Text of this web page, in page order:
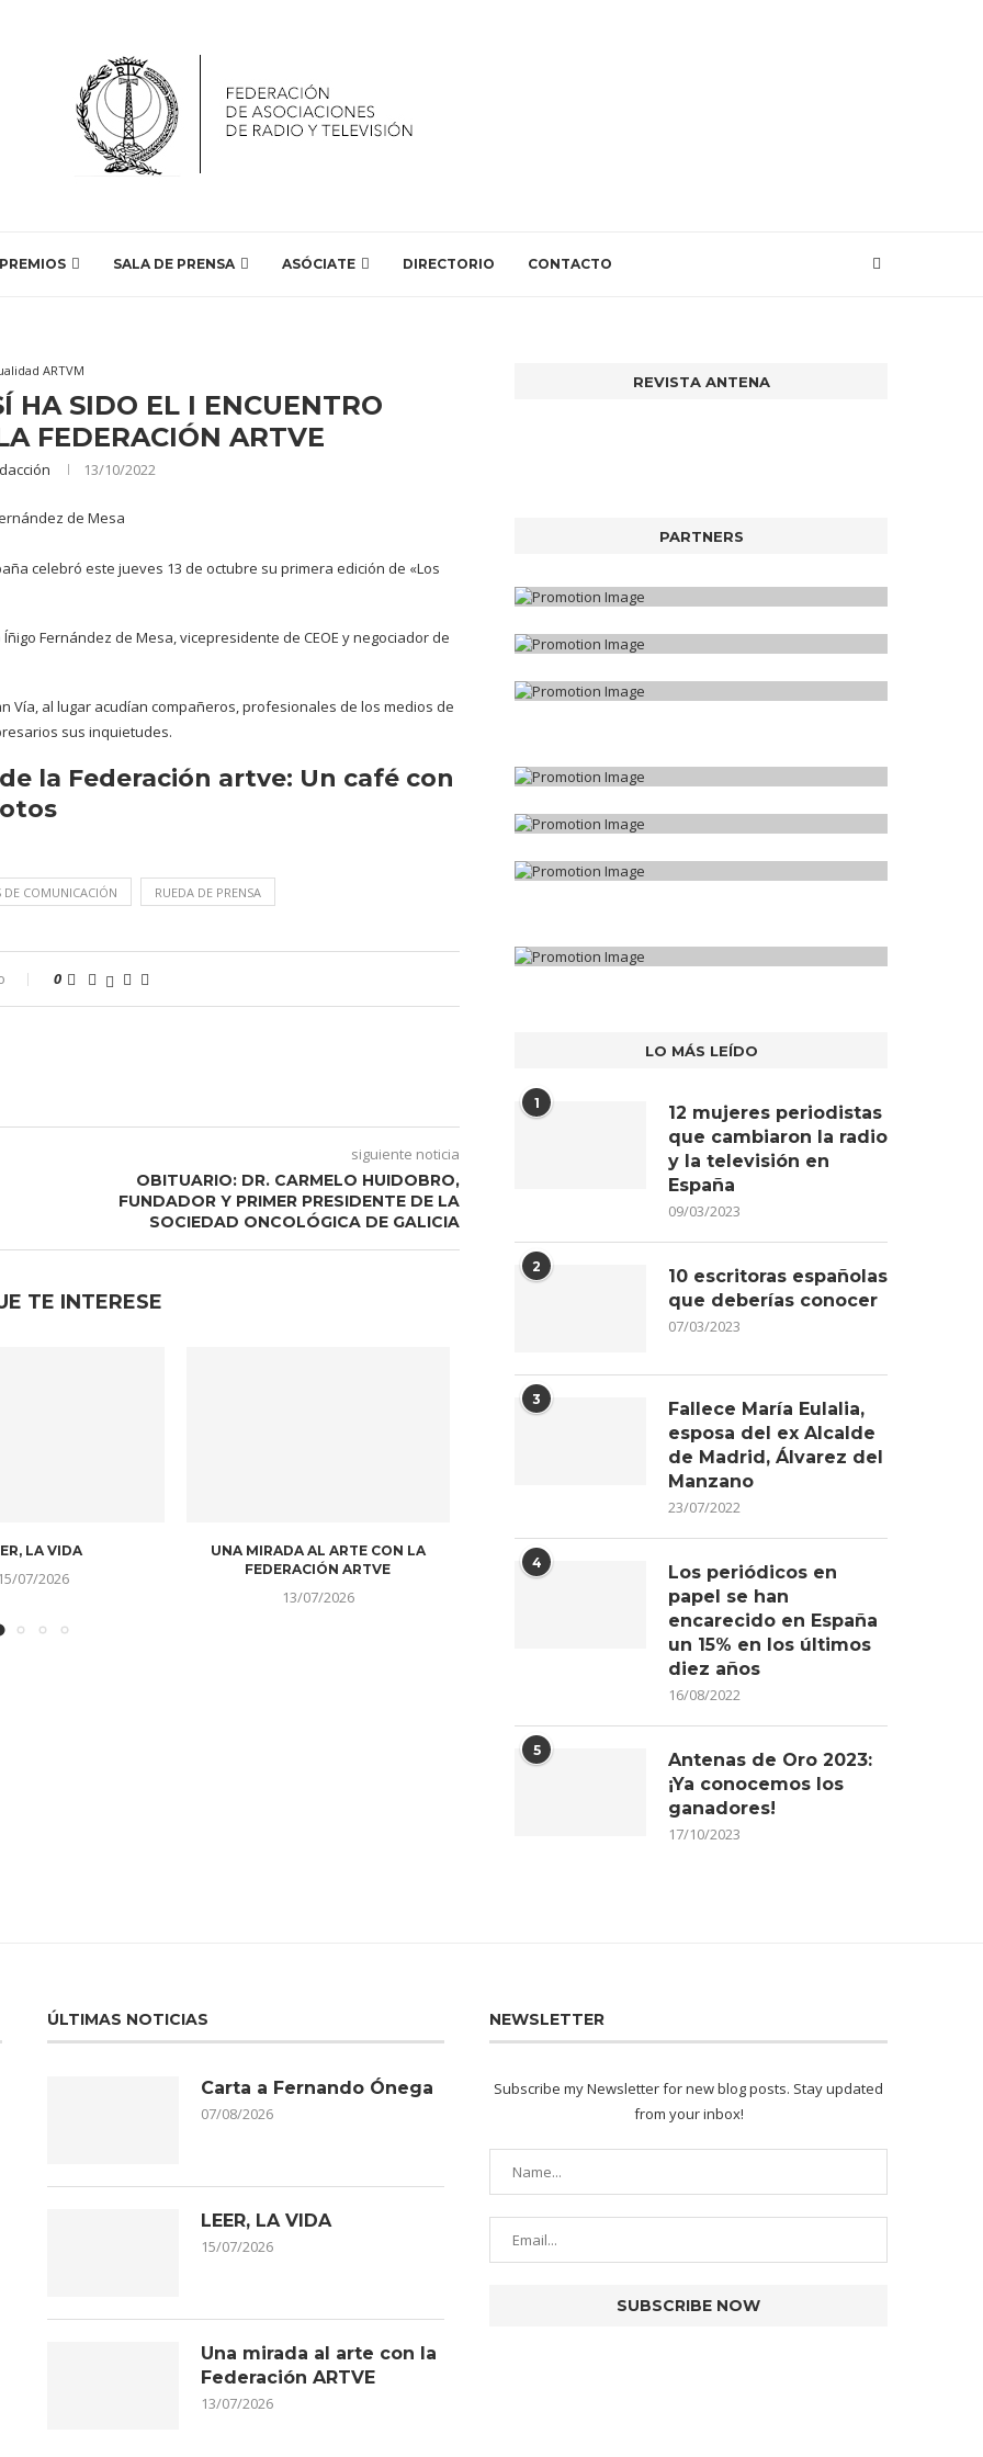
PREMIOS SALA DE PRENSA ASÓCIATE DIRECTORIO CONTACTO
ARTVM
HA SIDO EL I ENCUENTRO
FEDERACIÓN ARTVE
13/10/2022
celebró este jueves 13 de octubre su primera edición de «Los
Fernández de Mesa, vicepresidente de CEOE y negociador de
Vía, al lugar acudían compañeros, profesionales de los medios de
sus inquietudes.
la Federación artve: Un café con
DE COMUNICACIÓN RUEDA DE PRENSA
0
siguiente noticia
OBITUARIO: DR. CARMELO HUIDOBRO,
FUNDADOR Y PRIMER PRESIDENTE DE LA
SOCIEDAD ONCOLÓGICA DE GALICIA
TE INTERESE
DE UN SOL
A LA LUZ DE LOS AÑOS
10/07/2026
FALLECE EL PERIODISTA Y
PRESENTADOR DE ARAGÓNTV,
MEJORES MOMENTOS...
REVISTA ANTENA
PARTNERS
LO MÁS LEÍDO
1
12 mujeres periodistas
que cambiaron la radio
y la televisión en
España
09/03/2023
2
10 escritoras españolas
que deberías conocer
07/03/2023
3
Fallece María Eulalia,
esposa del ex Alcalde
de Madrid, Álvarez del
Manzano
23/07/2022
4
Los periódicos en
papel se han
encarecido en España
un 15% en los últimos
diez años
16/08/2022
5
Antenas de Oro 2023:
¡Ya conocemos los
ganadores!
17/10/2023
ÚLTIMAS NOTICIAS
Carta a Fernando Ónega
07/08/2026
LEER, LA VIDA
15/07/2026
Una mirada al arte con la
Federación ARTVE
13/07/2026
NEWSLETTER
Subscribe my Newsletter for new blog posts. Stay updated
from your inbox!